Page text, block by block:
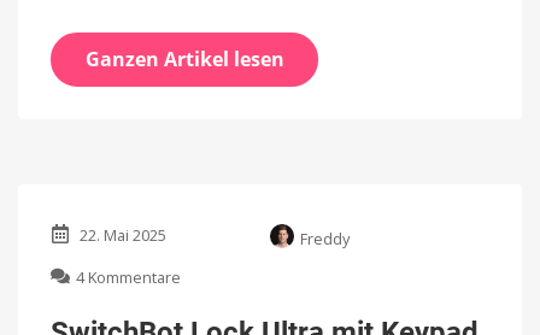
Ganzen Artikel lesen
22. Mai 2025
Freddy
4 Kommentare
Lock